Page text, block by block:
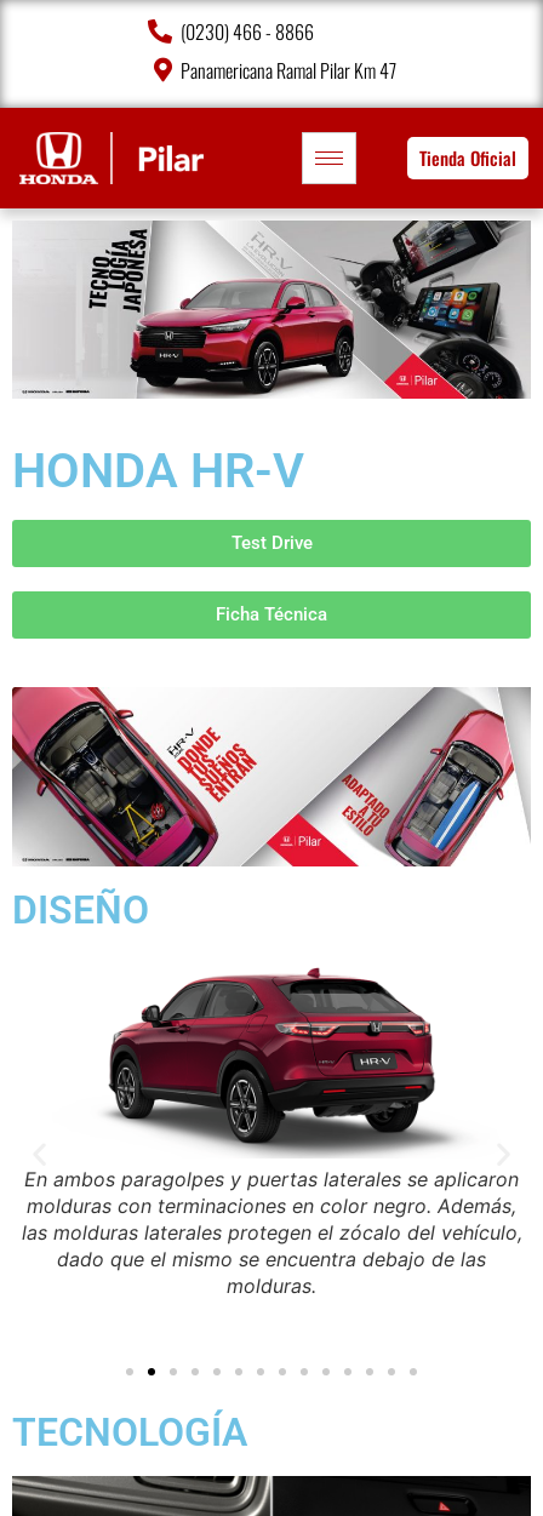
(0230) 466 - 8866
Panamericana Ramal Pilar Km 47
Tienda Oficial
HONDA HR-V
Test Drive
Ficha Técnica
DISEÑO
En ambos paragolpes y puertas laterales se aplicaron
molduras con terminaciones en color negro. Además,
las molduras laterales protegen el zócalo del vehículo,
dado que el mismo se encuentra debajo de las
molduras.
TECNOLOGÍA